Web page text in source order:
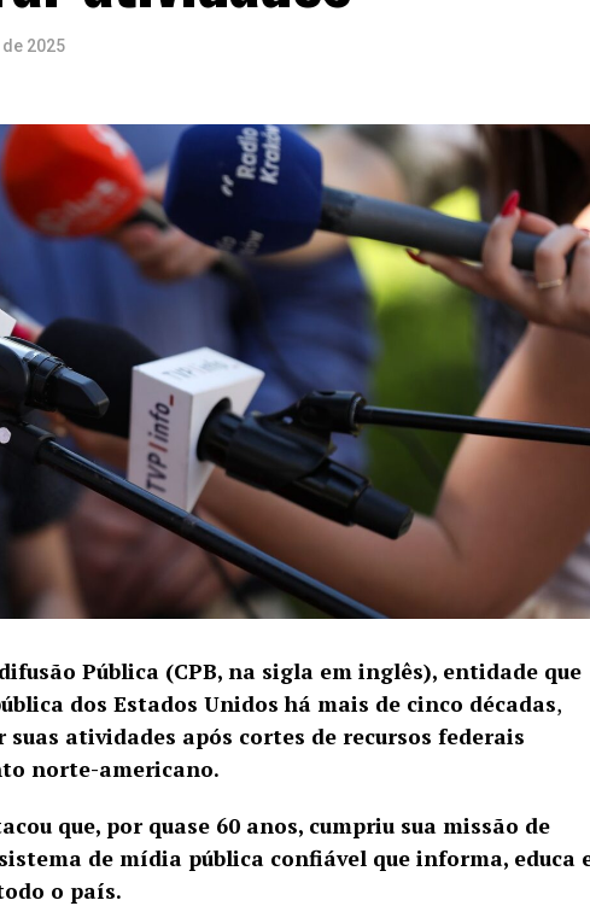
2025
Pública (CPB, na sigla em inglês), entidade que
dos Estados Unidos há mais de cinco décadas,
atividades após cortes de recursos federais
norte-americano.
que, por quase 60 anos, cumpriu sua missão de
de mídia pública confiável que informa, educa
o país.